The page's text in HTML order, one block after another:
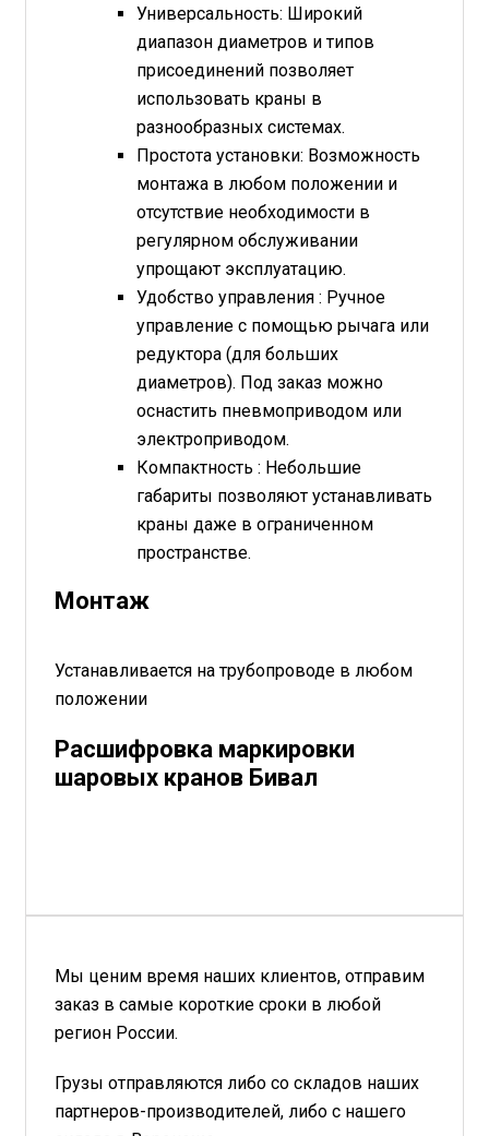
Универсальность: Широкий
диапазон диаметров и типов
присоединений позволяет
использовать краны в
разнообразных системах.
Простота установки: Возможность
монтажа в любом положении и
отсутствие необходимости в
регулярном обслуживании
упрощают эксплуатацию.
Удобство управления : Ручное
управление с помощью рычага или
редуктора (для больших
диаметров). Под заказ можно
оснастить пневмоприводом или
электроприводом.
Компактность : Небольшие
габариты позволяют устанавливать
краны даже в ограниченном
пространстве.
Монтаж
Устанавливается на трубопроводе в любом
положении
Расшифровка маркировки
шаровых кранов Бивал
Мы ценим время наших клиентов, отправим
заказ в самые короткие сроки в любой
регион России.
Грузы отправляются либо со складов наших
партнеров-производителей, либо с нашего